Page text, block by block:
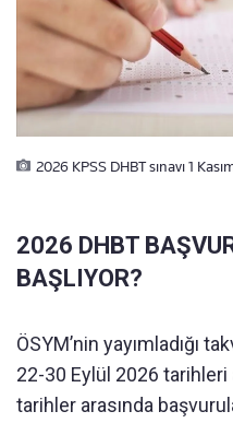
2026 KPSS DHBT sınavı 1
2026 DHBT
BAŞLIYOR?
ÖSYM’nin yayımladığı
22-30 Eylül 2026 tarihleri
tarihler arasında